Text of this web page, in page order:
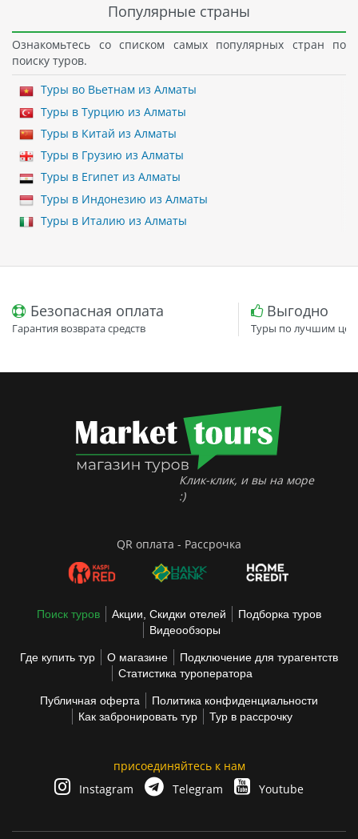
Популярные страны
Ознакомьтесь со списком самых популярных стран по
поиску туров.
Туры во Вьетнам из Алматы
Туры в Турцию из Алматы
Туры в Китай из Алматы
Туры в Грузию из Алматы
Туры в Египет из Алматы
Туры в Индонезию из Алматы
Туры в Италию из Алматы
Безопасная оплата
Гарантия возврата средств
Выгодно
Туры по лучшим
Клик-клик, и вы на море
:)
QR оплата - Рассрочка
Поиск туров Акции, Скидки отелей
Подборка туров
Видеообзоры
Где купить тур О магазине
Подключение для турагентств
Статистика туроператора
Публичная оферта
Политика конфиденциальности
Как забронировать тур
Тур в рассрочку
присоединяйтесь к нам
Instagram
Telegram Youtube